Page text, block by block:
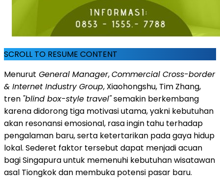
SCROLL TO RESUME CONTENT
Menurut General Manager,Commercial Cross-border
& Internet Industry Group, Xiaohongshu, Tim Zhang,
tren "blind box-style travel"semakin berkembang
karena didorong tiga motivasi utama, yakni kebutuhan
akan resonansi emosional, rasa ingin tahu terhadap
pengalaman baru, serta ketertarikan pada gaya hidup
lokal. Sederet faktor tersebut dapat menjadi acuan
bagi Singapura untuk memenuhi kebutuhan wisatawan
asal Tiongkok dan membuka potensi pasar baru.